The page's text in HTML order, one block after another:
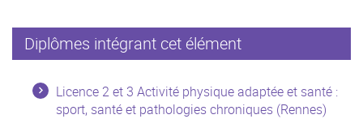
Diplômes intégrant cet élément
Licence 2 et 3 Activité physique adaptée et santé :
sport, santé et pathologies chroniques (Rennes)